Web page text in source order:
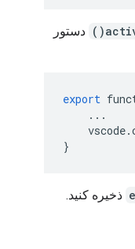
دستور
export
...
vscode.
}
ذخیره کنید.